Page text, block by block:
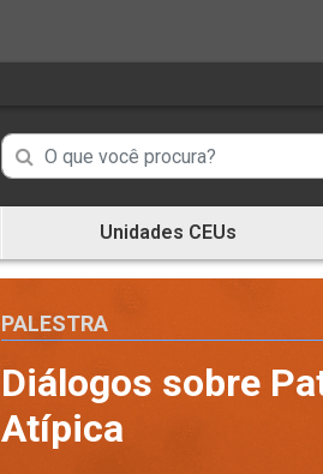
Campo
de
de
informações
Campo
de
Busca
informações
Unidades CEUs
PALESTRA
Diálogos sobre
Atípica